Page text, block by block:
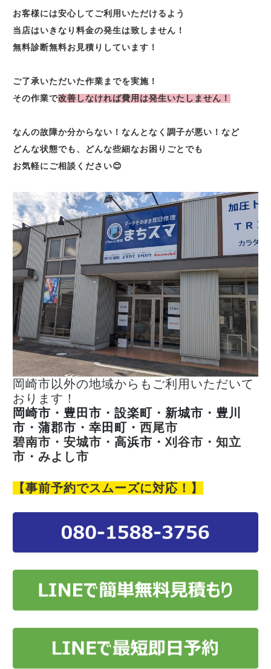
お客様には安心してご利用いただけるよう
当店はいきなり料金の発生は致しません！
無料診断無料お見積りしています！
ご了承いただいた作業までを実施！
その作業で改善しなければ費用は発生いたしません！
なんの故障か分からない！なんとなく調子が悪い！など
どんな状態でも、どんな些細なお困りごとでも
お気軽にご相談ください😊
岡崎市以外の地域からもご利用いただいて
おります！
岡崎市 ・ 豊田市 ・ 設楽町 ・ 新城市 ・ 豊川
市 ・ 蒲郡市 ・ 幸田町・ 西尾市
碧南市・安城市・ 高浜市・ 刈谷市・知立
市・みよし市
【事前予約でスムーズに対応！】